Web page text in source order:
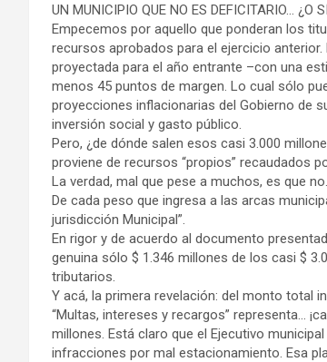
UN MUNICIPIO QUE NO ES DEFICITARIO… ¿O
Empecemos por aquello que ponderan los
recursos aprobados para el ejercicio
proyectada para el año entrante –con una
menos 45 puntos de margen. Lo cual sólo
proyecciones inflacionarias del Gobierno de
inversión social y gasto público.
Pero, ¿de dónde salen esos casi 3.000
proviene de recursos “propios” recaudados
La verdad, mal que pese a muchos, es que no.
De cada peso que ingresa a las arcas
jurisdicción Municipal”.
En rigor y de acuerdo al documento
genuina sólo $ 1.346 millones de los casi $
tributarios.
Y acá, la primera revelación: del monto total
“Multas, intereses y recargos” representa…
millones. Está claro que el Ejecutivo
infracciones por mal estacionamiento. Esa